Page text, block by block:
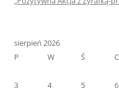
sierpień 2026
P
W Ś C
3
4 5 6